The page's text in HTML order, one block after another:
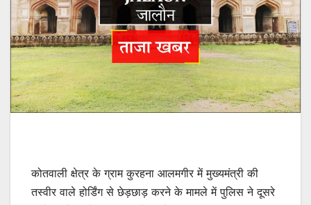
कोतवाली क्षेत्र के ग्राम कुरहना आलमगीर में मुख्यमंत्री की
तस्वीर वाले होर्डिंग से छेड़छाड़ करने के मामले में पुलिस ने दूसरे